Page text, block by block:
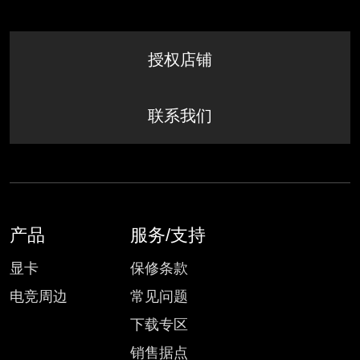
授权店铺
联系我们
产品
显卡
电竞周边
服务/支持
保修条款
常见问题
下载专区
销售据点